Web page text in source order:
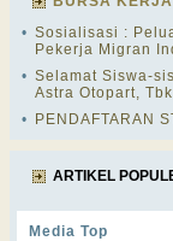
• Sosialisasi :
Pekerja Migran
• Selamat Siswa-
Astra Otopart, Tbk
•
PENDAFTARAN
ARTIKEL
Media Top